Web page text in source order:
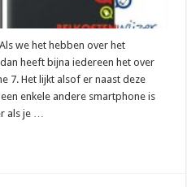
we het hebben over het
heeft bijna iedereen het over
7. Het lijkt alsof er naast deze
enkele andere smartphone is
als je …